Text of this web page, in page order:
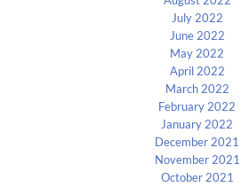
July 2022
June 2022
May 2022
April 2022
March 2022
February 2022
January 2022
December 2021
November 2021
October 2021